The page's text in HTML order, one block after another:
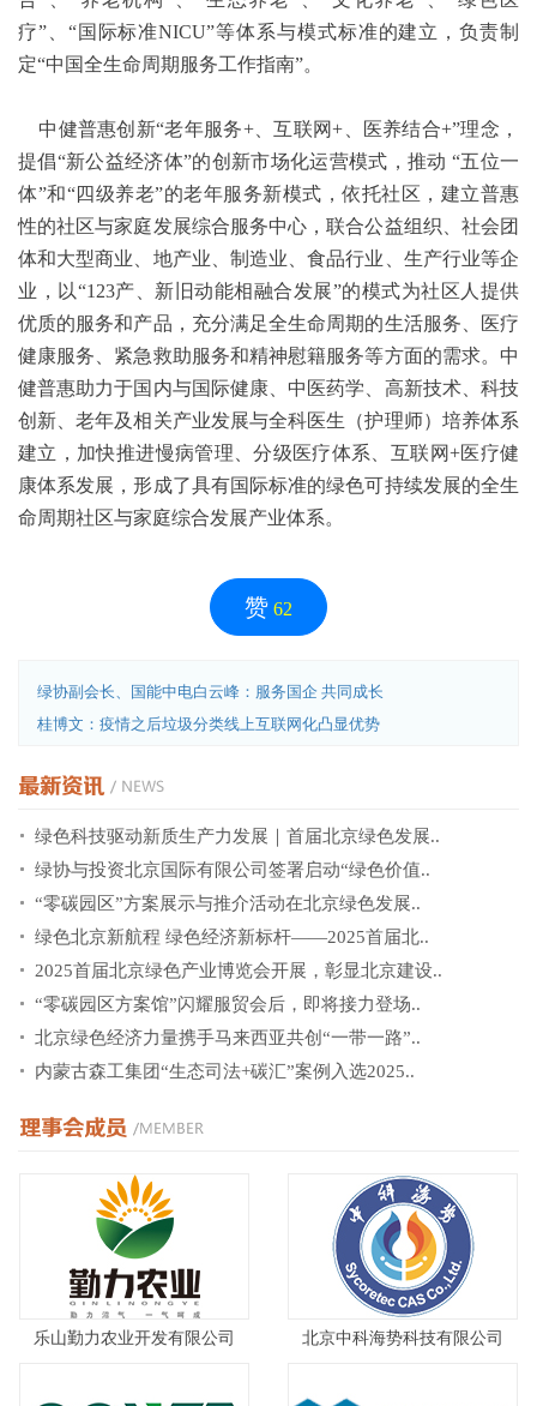
疗”、“国际标准NICU”等体系与模式标准的建立，负责制
定“中国全生命周期服务工作指南”。
中健普惠创新“老年服务+、互联网+、医养结合+”理念，
提倡“新公益经济体”的创新市场化运营模式，推动 “五位一
体”和“四级养老”的老年服务新模式，依托社区，建立普惠
性的社区与家庭发展综合服务中心，联合公益组织、社会团
体和大型商业、地产业、制造业、食品行业、生产行业等企
业，以“123产、新旧动能相融合发展”的模式为社区人提供
优质的服务和产品，充分满足全生命周期的生活服务、医疗
健康服务、紧急救助服务和精神慰籍服务等方面的需求。中
健普惠助力于国内与国际健康、中医药学、高新技术、科技
创新、老年及相关产业发展与全科医生（护理师）培养体系
建立，加快推进慢病管理、分级医疗体系、互联网+医疗健
康体系发展，形成了具有国际标准的绿色可持续发展的全生
命周期社区与家庭综合发展产业体系。
赞 62
绿协副会长、国能中电白云峰：服务国企 共同成长
桂博文：疫情之后垃圾分类线上互联网化凸显优势
绿色科技驱动新质生产力发展｜首届北京绿色发展..
绿协与投资北京国际有限公司签署启动“绿色价值..
“零碳园区”方案展示与推介活动在北京绿色发展..
绿色北京新航程 绿色经济新标杆——2025首届北..
2025首届北京绿色产业博览会开展，彰显北京建设..
“零碳园区方案馆”闪耀服贸会后，即将接力登场..
北京绿色经济力量携手马来西亚共创“一带一路”..
内蒙古森工集团“生态司法+碳汇”案例入选2025..
乐山勤力农业开发有限公司 北京中科海势科技有限公司